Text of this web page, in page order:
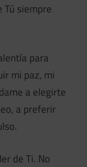
Tú siempre
para
mi paz, mi
a elegirte
a preferir
de Ti. No